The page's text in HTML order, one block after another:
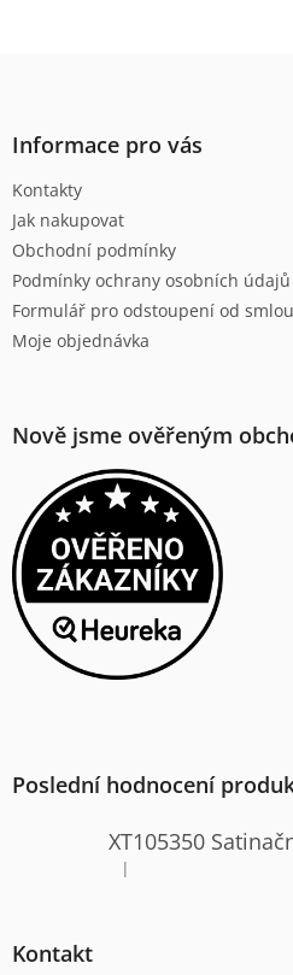
Informace pro vás
Kontakty
Jak nakupovat
Obchodní podmínky
Podmínky ochrany osobních údajů
Formulář pro odstoupení od
Moje objednávka
Nově jsme ověřeným
Poslední hodnocení
Hodnocení produktu
|
Kontakt